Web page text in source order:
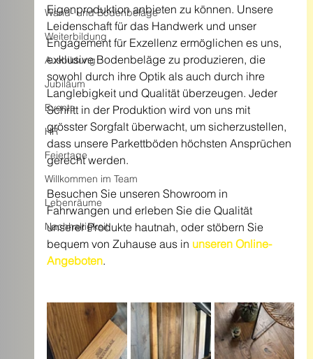
Wand- und Bodenbeläge
Weiterbildung
Ausbildung
Jubiläum
Events
HR
Feiertage
Willkommen im Team
Lebenräume
Nachhaltigkeit
Eigenproduktion anbieten zu können. Unsere
Leidenschaft für das Handwerk und unser
Engagement für Exzellenz ermöglichen es uns,
exklusive Bodenbeläge zu produzieren, die
sowohl durch ihre Optik als auch durch ihre
Langlebigkeit und Qualität überzeugen. Jeder
Schritt in der Produktion wird von uns mit
grösster Sorgfalt überwacht, um sicherzustellen,
dass unsere Parkettböden höchsten Ansprüchen
gerecht werden.
Besuchen Sie unseren Showroom in
Fahrwangen und erleben Sie die Qualität
unserer Produkte hautnah, oder stöbern Sie
bequem von Zuhause aus in unseren Online-
Angeboten.